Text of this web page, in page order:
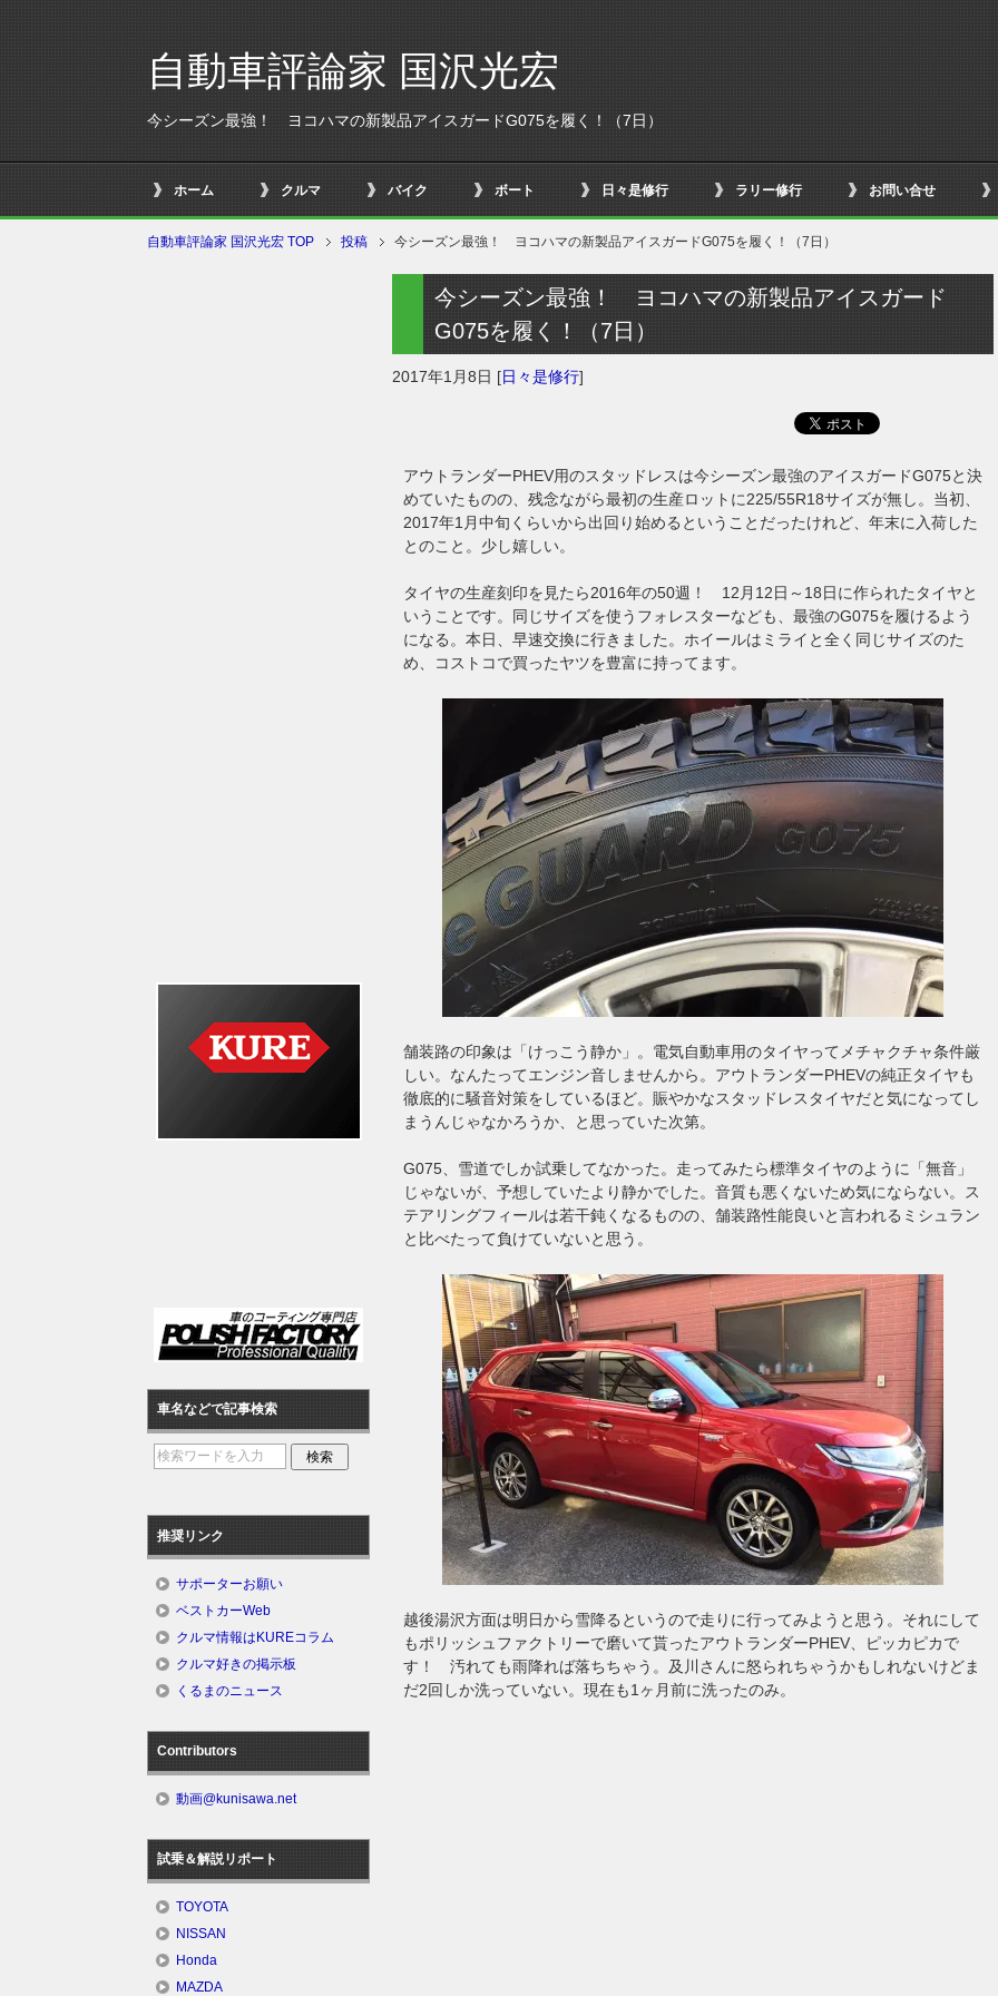
自動車評論家 国沢光宏
今シーズン最強！ ヨコハマの新製品アイスガードG075を履く！（7日）
ホーム クルマ バイク ボート 日々是修行 ラリー修行 お問い合せ
自動車評論家 国沢光宏 TOP 投稿 今シーズン最強！ ヨコハマの新製品アイスガードG075を履く！（7日）
今シーズン最強！ ヨコハマの新製品アイスガード
G075を履く！（7日）
2017年1月8日 [日々是修行]
アウトランダーPHEV用のスタッドレスは今シーズン最強のアイスガードG075と決
めていたものの、残念ながら最初の生産ロットに225/55R18サイズが無し。当初、
2017年1月中旬くらいから出回り始めるということだったけれど、年末に入荷した
とのこと。少し嬉しい。
タイヤの生産刻印を見たら2016年の50週！ 12月12日～18日に作られたタイヤと
いうことです。同じサイズを使うフォレスターなども、最強のG075を履けるよう
になる。本日、早速交換に行きました。ホイールはミライと全く同じサイズのた
め、コストコで買ったヤツを豊富に持ってます。
舗装路の印象は「けっこう静か」。電気自動車用のタイヤってメチャクチャ条件厳
しい。なんたってエンジン音しませんから。アウトランダーPHEVの純正タイヤも
徹底的に騒音対策をしているほど。賑やかなスタッドレスタイヤだと気になってし
まうんじゃなかろうか、と思っていた次第。
G075、雪道でしか試乗してなかった。走ってみたら標準タイヤのように「無音」
じゃないが、予想していたより静かでした。音質も悪くないため気にならない。ス
テアリングフィールは若干鈍くなるものの、舗装路性能良いと言われるミシュラン
と比べたって負けていないと思う。
越後湯沢方面は明日から雪降るというので走りに行ってみようと思う。それにして
もポリッシュファクトリーで磨いて貰ったアウトランダーPHEV、ピッカピカで
す！ 汚れても雨降れば落ちちゃう。及川さんに怒られちゃうかもしれないけどま
だ2回しか洗っていない。現在も1ヶ月前に洗ったのみ。
車名などで記事検索
推奨リンク
サポーターお願い
ベストカーWeb
クルマ情報はKUREコラム
クルマ好きの掲示板
くるまのニュース
Contributors
動画@kunisawa.net
試乗＆解説リポート
TOYOTA
NISSAN
Honda
MAZDA